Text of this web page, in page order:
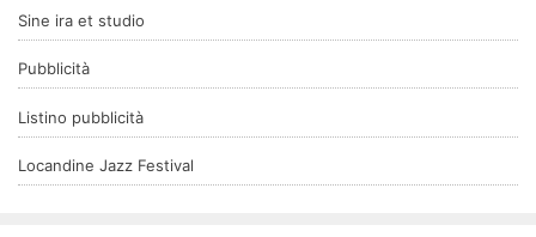
Sine ira et studio
Pubblicità
Listino pubblicità
Locandine Jazz Festival